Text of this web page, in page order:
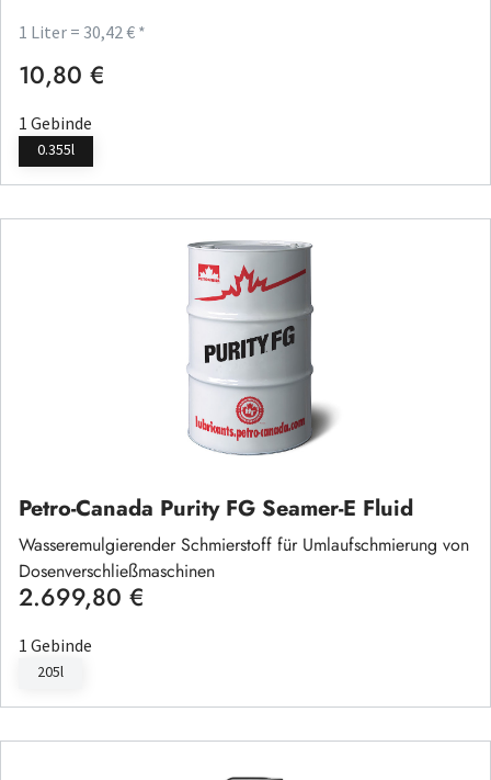
1 Liter = 30,42 € *
Regulärer Preis:
10,80 €
1 Gebinde
0.355l
Petro-Canada Purity FG Seamer-E Fluid
Wasseremulgierender Schmierstoff für Umlaufschmierung von
Dosenverschließmaschinen
Regulärer Preis:
2.699,80 €
1 Gebinde
205l